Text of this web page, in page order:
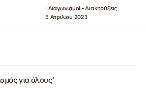
Διαγωνισμοί - Διακηρύξεις
5 Απριλίου 2023
για όλους’